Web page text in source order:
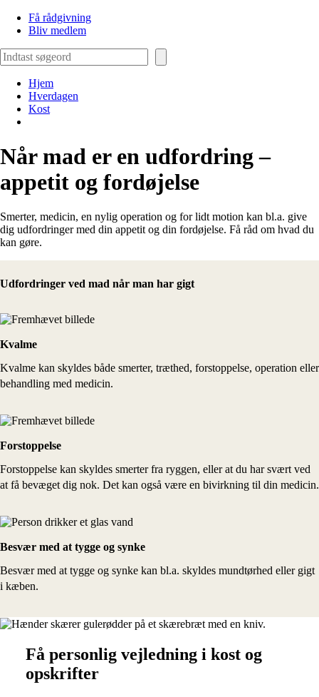
Få rådgivning
Bliv medlem
Søg
Hjem
Hverdagen
Kost
Når mad er en udfordring –
appetit og fordøjelse
Smerter, medicin, en nylig operation og for lidt motion kan bl.a. give
dig udfordringer med din appetit og din fordøjelse. Få råd om hvad du
kan gøre.
Udfordringer ved mad når man har gigt
Kvalme
Kvalme kan skyldes både smerter, træthed, forstoppelse, operation eller
behandling med medicin.
Forstoppelse
Forstoppelse kan skyldes smerter fra ryggen, eller at du har svært ved
at få bevæget dig nok. Det kan også være en bivirkning til din medicin.
Besvær med at tygge og synke
Besvær med at tygge og synke kan bl.a. skyldes mundtørhed eller gigt
i kæben.
Få personlig vejledning i kost og
opskrifter